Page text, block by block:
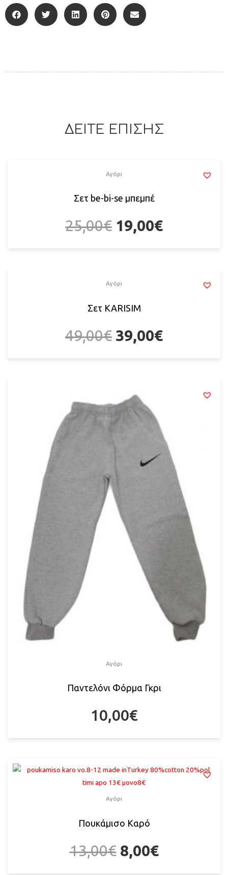
ΔΕΙΤΕ ΕΠΙΣΗΣ
Αγόρι
Σετ be-bi-se μπεμπέ
25,00€ 19,00€
Αγόρι
Σετ KARISIM
49,00€ 39,00€
Αγόρι
Παντελόνι Φόρμα Γκρι
10,00€
Αγόρι
Πουκάμισο Καρό
13,00€ 8,00€